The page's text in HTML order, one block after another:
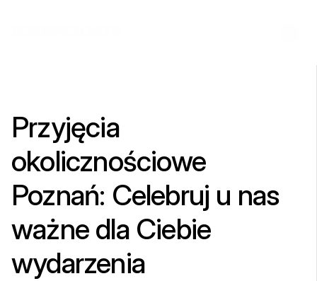
Przyjęcia
okolicznościowe
Poznań: Celebruj u nas
ważne dla Ciebie
wydarzenia